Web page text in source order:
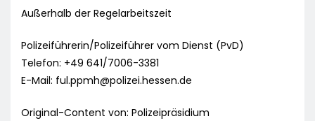
Außerhalb der Regelarbeitszeit
Polizeiführerin/Polizeiführer vom Dienst (PvD)
Telefon: +49 641/7006-3381
E-Mail: ful.ppmh@polizei.hessen.de
Original-Content von: Polizeipräsidium